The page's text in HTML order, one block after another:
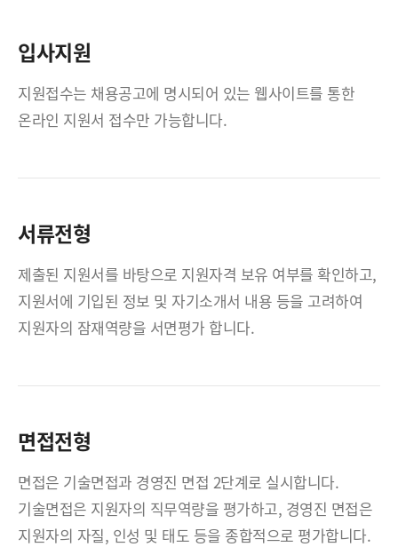
입사지원
지원접수는 채용공고에 명시되어 있는 웹사이트를 통한
온라인 지원서 접수만 가능합니다.
서류전형
제출된 지원서를 바탕으로 지원자격 보유 여부를 확인하고,
지원서에 기입된 정보 및 자기소개서 내용 등을 고려하여
지원자의 잠재역량을 서면평가 합니다.
면접전형
면접은 기술면접과 경영진 면접 2단계로 실시합니다.
기술면접은 지원자의 직무역량을 평가하고, 경영진 면접은
지원자의 자질, 인성 및 태도 등을 종합적으로 평가합니다.